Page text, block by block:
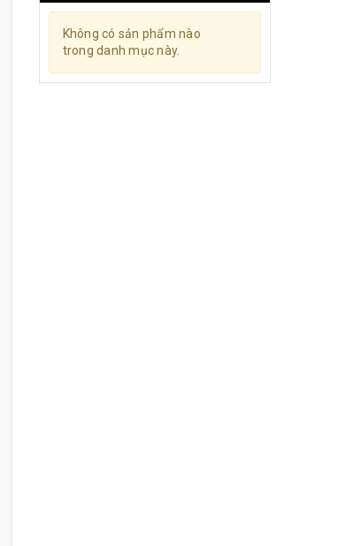
Không có sản phẩm nào
trong danh mục này.